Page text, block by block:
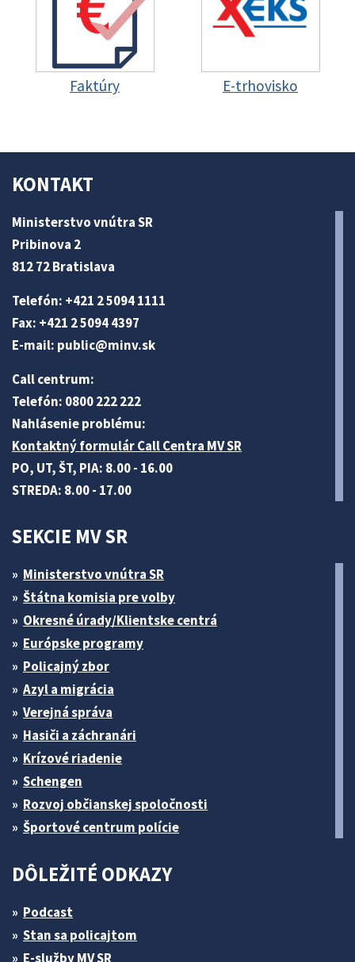
Faktúry E-trhovisko
KONTAKT
Ministerstvo vnútra SR
Pribinova 2
812 72 Bratislava
Telefón: +421 2 5094 1111
Fax: +421 2 5094 4397
E-mail: public@minv.sk
Call centrum:
Telefón: 0800 222 222
Nahlásenie problému:
Kontaktný formulár Call Centra MV SR
PO, UT, ŠT, PIA: 8.00 - 16.00
STREDA: 8.00 - 17.00
SEKCIE MV SR
Ministerstvo vnútra SR
Štátna komisia pre volby
Okresné úrady/Klientske centrá
Európske programy
Policajný zbor
Azyl a migrácia
Verejná správa
Hasiči a záchranári
Krízové riadenie
Schengen
Rozvoj občianskej spoločnosti
Športové centrum polície
DÔLEŽITÉ ODKAZY
Podcast
Stan sa policajtom
E-služby MV SR